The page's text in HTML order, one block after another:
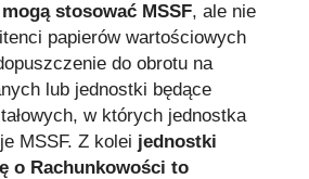
stosować MSSF, ale nie
papierów wartościowych
do obrotu na
lub jednostki będące
w których jednostka
MSSF. Z kolei jednostki
o Rachunkowości to